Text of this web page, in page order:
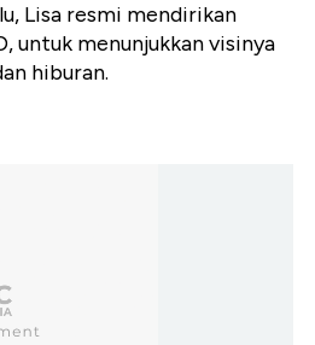
Lisa resmi mendirikan
untuk menunjukkan visinya
hiburan.